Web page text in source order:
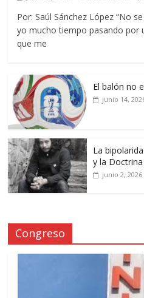
Por: Saúl Sánchez López “No
yo mucho tiempo pasando por
que me
El balón no
junio 14,
La
y la
junio 2, 2026
Congreso